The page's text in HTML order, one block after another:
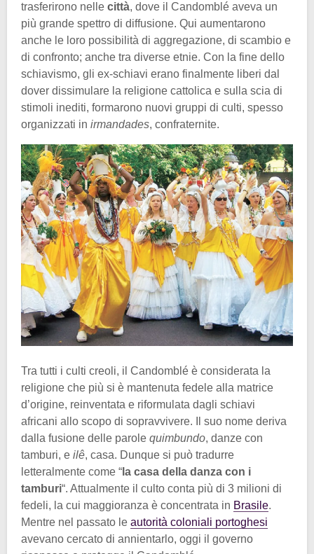
trasferirono nelle città, dove il Candomblé aveva un
più grande spettro di diffusione. Qui aumentarono
anche le loro possibilità di aggregazione, di scambio e
di confronto; anche tra diverse etnie. Con la fine dello
schiavismo, gli ex-schiavi erano finalmente liberi dal
dover dissimulare la religione cattolica e sulla scia di
stimoli inediti, formarono nuovi gruppi di culti, spesso
organizzati in irmandades, confraternite.
Tra tutti i culti creoli, il Candomblé è considerata la
religione che più si è mantenuta fedele alla matrice
d’origine, reinventata e riformulata dagli schiavi
africani allo scopo di sopravvivere. Il suo nome deriva
dalla fusione delle parole quimbundo, danze con
tamburi, e ilê, casa. Dunque si può tradurre
letteralmente come “ la casa della danza con i
tamburi“. Attualmente il culto conta più di 3 milioni di
fedeli, la cui maggioranza è concentrata in Brasile.
Mentre nel passato le autorità coloniali portoghesi
avevano cercato di annientarlo, oggi il governo